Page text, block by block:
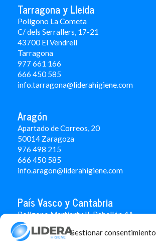
Gestionar consentimiento
Tarragona y Lleida
Polígono La Cometa
C/ dels Serrallers, 17-21
43700 El Vendrell
Tarragona
977 661 166
666 450 585
info.tarragona@liderahigiene.com
Aragón
Apartado de Correos, 20
50014 Zaragoza
976 498 215
666 450 585
info.aragon@liderahigiene.com
País Vasco y Cantabria
Polígono Martiartu II. Pabellón 4A
48480 Arrigorriaga
Bizkaia